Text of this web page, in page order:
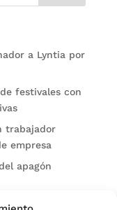
a Lyntia por
festivales con
trabajador
empresa
apagón
a Soltec y